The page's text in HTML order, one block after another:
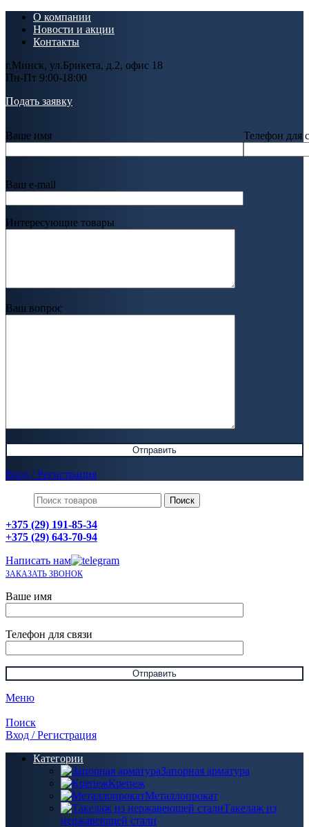
О компании
Новости и акции
Контакты
г.Минск, ул.Брикета, д.2, офис 18
Пн-Пт 9:00-18:00
Подать заявку
Ваше имя Телефон для
Ваш e-mail
Интересующие товары
Ваш вопрос
Вход / Регистрация
Поиск
+375 (29) 191-85-34
+375 (29) 643-70-94
Написать нам
ЗАКАЗАТЬ ЗВОНОК
Ваше имя
Телефон для связи
Меню
Поиск
Вход / Регистрация
Категории
Запорная арматура
Крепеж
Металлопрокат
Такелаж из
нержавеющей стали